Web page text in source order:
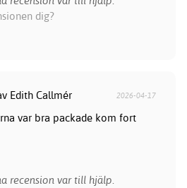
dig?
Edith Callmér 2026-04-17
var bra packade kom fort
recension var till hjälp.